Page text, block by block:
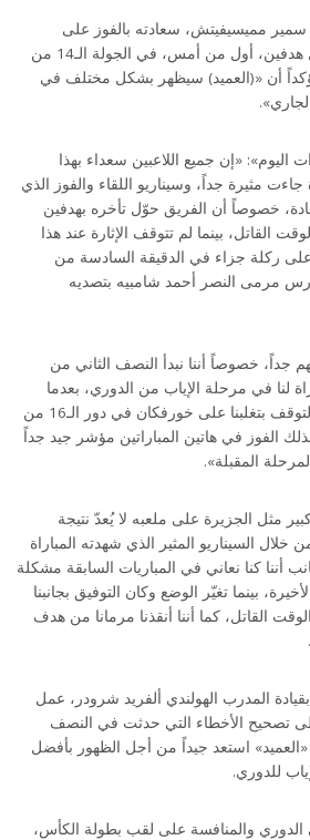
سمير مميسيفيتش، سعادته بالفوز على
الجزيرة بثلاثة أهداف مقابل هدفين، أول من أمس، في الجولة الـ14 من
أن «(العميد) سيظهر بشكل مختلف في
اليوم»: «إن جميع اللاعبين سعداء بهذا
جاءت مثيرة جداً، وسيناريو اللقاء والفوز الذي
خصوصاً أن الفريق حوّل تأخره بهدفين
القاتل، بينما لم تتوقف الإثارة عند هذا
ركلة جزاء في الدقيقة السادسة من
مرمى النصر أحمد شامبيه بتصديه
جداً، خصوصاً أننا نبدأ النصف الثاني من
لنا في مرحلة الإياب من الدوري، بعدما
حققنا الفوز أيضاً بعد فترة التوقف بتغلبنا على خورفكان في دور الـ16 من
الفوز في هاتين المباراتين مؤشر جيد جداً
المقبلة».
مثل الجزيرة على ملعبه لا يُعدّ نتيجة
السيناريو المثير الذي شهدته المباراة
أننا كنا نعاني في المباريات السابقة مشكلة
بينما تغيّر الوضع وكان التوفيق بجانبنا
القاتل، كما أننا أنقذنا مرمانا من هدف
المدرب الهولندي ألفريد شرودر، عمل
تصحيح الأخطاء التي حدثت في النصف
«العميد» استعد جيداً من أجل الظهور بأفضل
للدوري.
والمنافسة على لقب بطولة الكأس،